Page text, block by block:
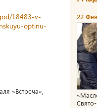
18483-v-
optinu-
«Встреча»,
22